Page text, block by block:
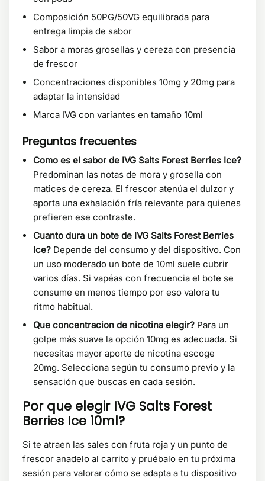
Composición 50PG/50VG equilibrada para
entrega limpia de sabor
Sabor a moras grosellas y cereza con presencia
de frescor
Concentraciones disponibles 10mg y 20mg para
adaptar la intensidad
Marca IVG con variantes en tamaño 10ml
Preguntas frecuentes
Como es el sabor de IVG Salts Forest Berries Ice?
Predominan las notas de mora y grosella con
matices de cereza. El frescor atenúa el dulzor y
aporta una exhalación fría relevante para quienes
prefieren ese contraste.
Cuanto dura un bote de IVG Salts Forest Berries
Ice? Depende del consumo y del dispositivo. Con
un uso moderado un bote de 10ml suele cubrir
varios días. Si vapéas con frecuencia el bote se
consume en menos tiempo por eso valora tu
ritmo habitual.
Que concentracion de nicotina elegir? Para un
golpe más suave la opción 10mg es adecuada. Si
necesitas mayor aporte de nicotina escoge
20mg. Selecciona según tu consumo previo y la
sensación que buscas en cada sesión.
Por que elegir IVG Salts Forest
Berries Ice 10ml?
Si te atraen las sales con fruta roja y un punto de
frescor anadelo al carrito y pruébalo en tu próxima
sesión para valorar cómo se adapta a tu dispositivo